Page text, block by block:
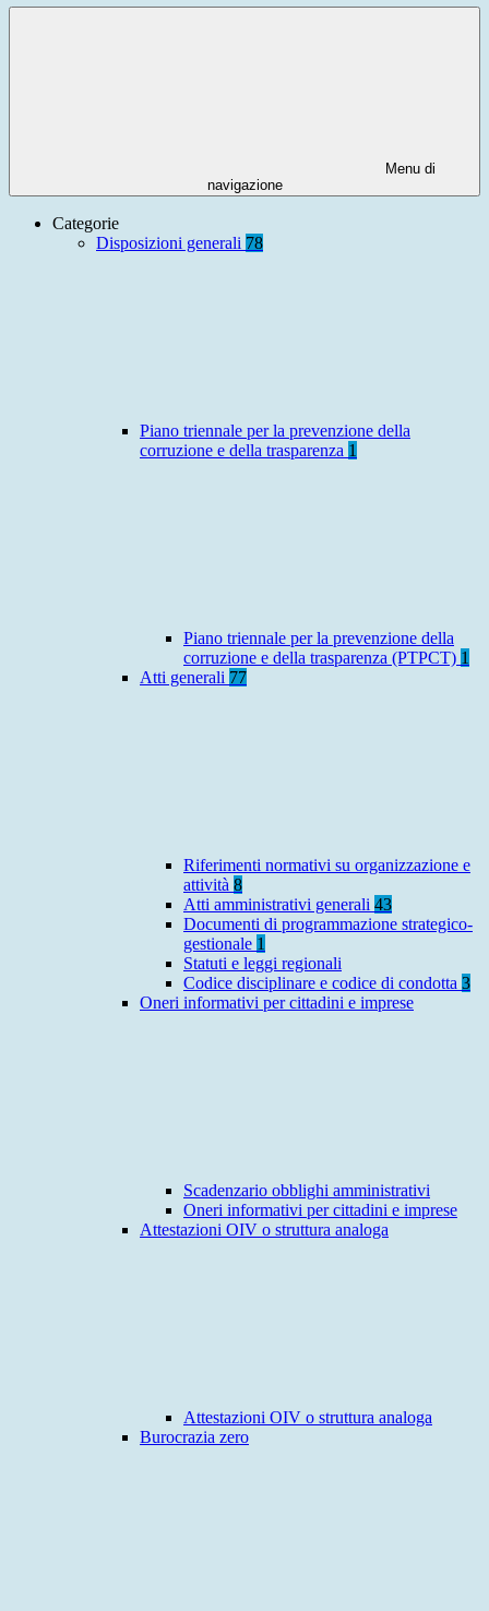
Menu di
navigazione
Categorie
Disposizioni generali 78
Piano triennale per la prevenzione della
corruzione e della trasparenza 1
Piano triennale per la prevenzione della
corruzione e della trasparenza (PTPCT) 1
Atti generali 77
Riferimenti normativi su organizzazione e
attività 8
Atti amministrativi generali 43
Documenti di programmazione strategico-
gestionale 1
Statuti e leggi regionali
Codice disciplinare e codice di condotta 3
Oneri informativi per cittadini e imprese
Scadenzario obblighi amministrativi
Oneri informativi per cittadini e imprese
Attestazioni OIV o struttura analoga
Attestazioni OIV o struttura analoga
Burocrazia zero